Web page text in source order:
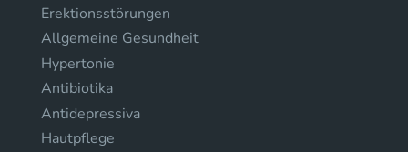
Erektionsstörungen
Allgemeine Gesundheit
Hypertonie
Antibiotika
Antidepressiva
Hautpflege